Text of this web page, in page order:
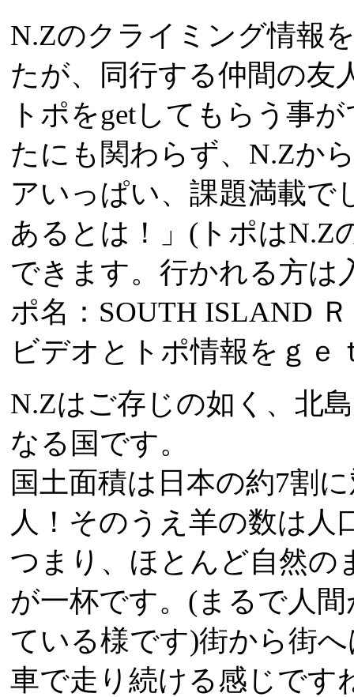
N.Zのクライミング情報
たが、同行する仲間の友
トポをgetしてもらう事
たにも関わらず、N.Zか
アいっぱい、課題満載で
あるとは！」(トポはN.Z
できます。行かれる方は
ポ名：SOUTH ISLAND
ビデオとトポ情報をｇｅ
N.Zはご存じの如く、北
なる国です。
国土面積は日本の約7割
人！そのうえ羊の数は人
つまり、ほとんど自然の
が一杯です。(まるで人
ている様です)街から街
車で走り続ける感じです